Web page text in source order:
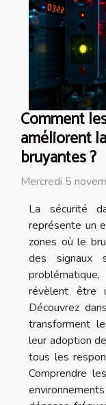
Comment
améliorent
bruyantes ?
Mercredi 5
La sécurité
représente un
zones où le
des signaux
révèlent être
Découvrez
transforment
leur adoption
tous les
Comprendre